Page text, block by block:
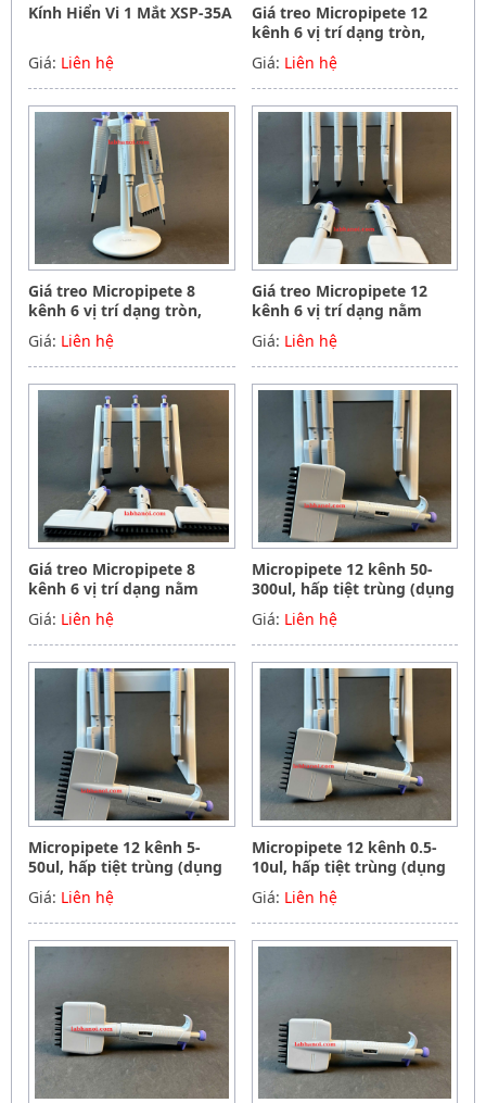
Kính Hiển Vi 1 Mắt XSP-35A
Giá: Liên hệ
Giá treo Micropipete 12
kênh 6 vị trí dạng tròn,
Hãng Phoenix instrument
Germany
Giá: Liên hệ
Giá treo Micropipete 8
kênh 6 vị trí dạng tròn,
Hãng Phoenix instrument
Germany
Giá: Liên hệ
Giá treo Micropipete 12
kênh 6 vị trí dạng nằm
ngang, Hãng Phoenix
instrument Germany
Giá: Liên hệ
Giá treo Micropipete 8
kênh 6 vị trí dạng nằm
ngang, Hãng Phoenix
instrument Germany
Giá: Liên hệ
Micropipete 12 kênh 50-
300ul, hấp tiệt trùng (dụng
cụ hút mẫu, chất lỏng),
Hãng Phoenix instrument
Germany
Giá: Liên hệ
Micropipete 12 kênh 5-
50ul, hấp tiệt trùng (dụng
cụ hút mẫu, chất lỏng),
Hãng Phoenix instrument
Germany
Giá: Liên hệ
Micropipete 12 kênh 0.5-
10ul, hấp tiệt trùng (dụng
cụ hút mẫu, chất lỏng),
Hãng Phoenix instrument
Germany
Giá: Liên hệ